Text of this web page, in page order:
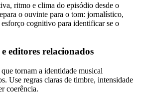
ritmo e clima do episódio desde o
o ouvinte para o tom: jornalístico,
cognitivo para identificar se o
editores relacionados
tornam a identidade musical
Use regras claras de timbre, intensidade
coerência.